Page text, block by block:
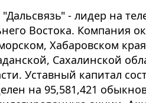
- лидер на
Востока. Компания
Хабаровском
Сахалинской
Уставный капитал
на 95,581,421